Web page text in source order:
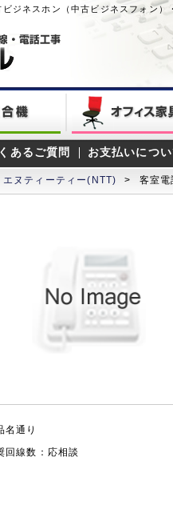
ジネスホン（中古ビジネスフォン
あるご質問 お支払いにつ
エヌティーティー(NTT) > 客室
名通り
回線数：応相談